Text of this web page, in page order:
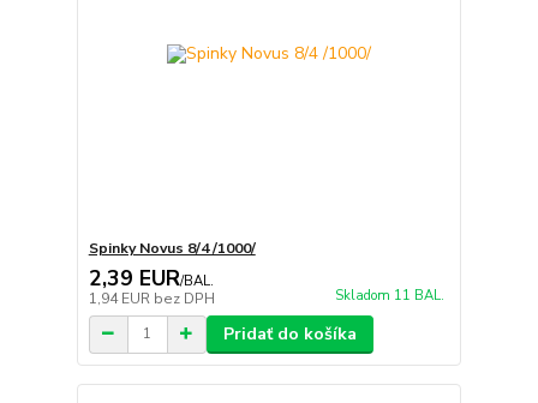
Spinky Novus 8/4 /1000/
2,39 EUR/BAL.
1,94 EUR bez DPH Skladom 11 BAL.
Pridať do košíka